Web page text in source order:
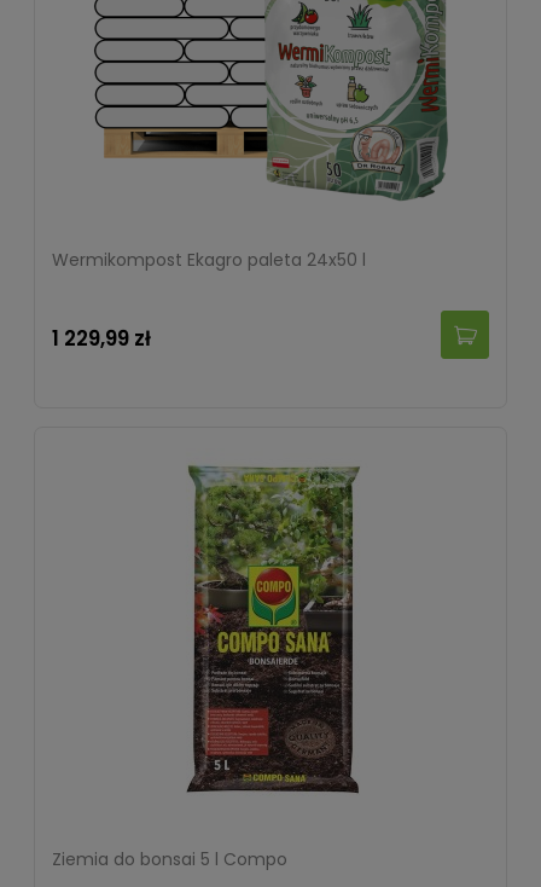
Wermikompost Ekagro paleta 24x50 l
1 229,99 zł
Ziemia do bonsai 5 l Compo